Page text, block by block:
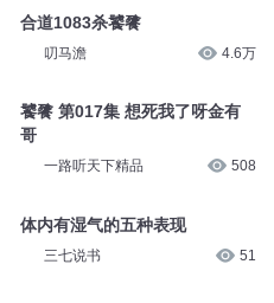
合道1083杀饕餮
叨马澹 4.6万
饕餮 第017集 想死我了呀金有
哥
一路听天下精品 508
体内有湿气的五种表现
三七说书 51